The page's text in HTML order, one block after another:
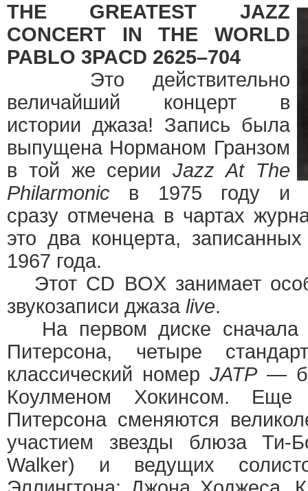
THE GREATEST JAZZ
CONCERT IN THE WORLD
PABLO 3PACD 2625–704
Это действительно
величайший концерт в
истории джаза! Запись была
выпущена Норманом Гранзом
в той же серииJazz At The
Philarmonic в 1975 году и
сразу отмечена в чартах
это два концерта,
1967 года.
Этот CD BOX занимает
звукозаписи джаза live.
На первом диске сначала
Питерсона, четыре
классический номер JATP—
Коулменом Хокинсом.
Питерсона сменяются
участием звезды блюза Ти-
Walker) и ведущих